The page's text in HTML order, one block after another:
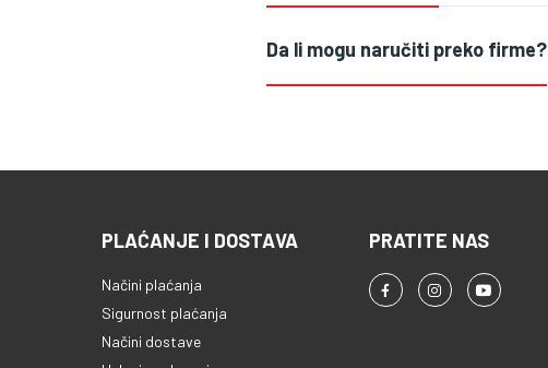
Da li mogu naručiti preko firme?
PLAĆANJE I DOSTAVA
Načini plaćanja
Sigurnost plaćanja
Načini dostave
PRATITE NAS